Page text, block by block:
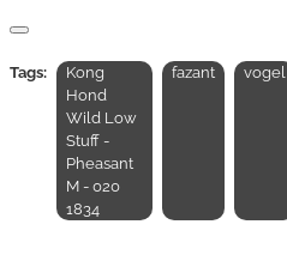
Tags:
Kong
Hond
Wild Low
Stuff -
Pheasant
M - 020
1834
fazant vogel